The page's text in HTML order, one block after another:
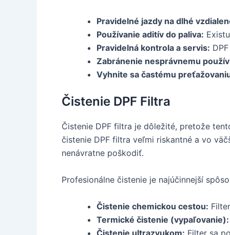
Pravidelné jazdy na dlhé
Používanie aditív do paliva:
Pravidelná kontrola a servis:
Zabránenie nesprávnemu
Vyhnite sa častému
Čistenie DPF Filtra
Čistenie DPF filtra je dôležité, pretože
čistenie DPF filtra veľmi riskantné a vo
nenávratne poškodiť.
Profesionálne čistenie je najúčinnejší
Čistenie chemickou cestou:
Termické čistenie (vypaľovanie):
Čistenie ultrazvukom: Filter sa